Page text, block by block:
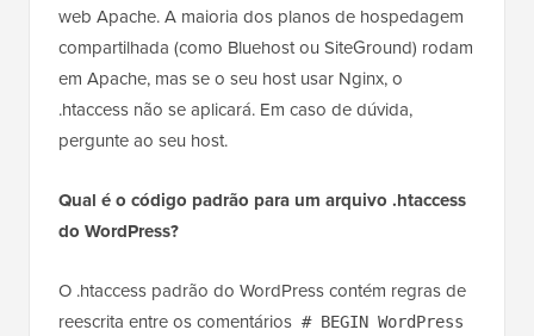
web Apache. A maioria dos planos de hospedagem
compartilhada (como Bluehost ou SiteGround) rodam
em Apache, mas se o seu host usar Nginx, o
.htaccess não se aplicará. Em caso de dúvida,
pergunte ao seu host.
Qual é o código padrão para um arquivo .htaccess
do WordPress?
O .htaccess padrão do WordPress contém regras de
reescrita entre os comentários # BEGIN WordPress